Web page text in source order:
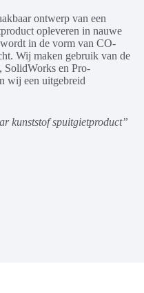
ontwerp van een
opleveren in nauwe
in de vorm van CO-
Wij maken gebruik van de
SolidWorks en Pro-
wij een uitgebreid
kunststof spuitgietproduct”